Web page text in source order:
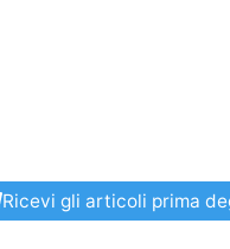
Ricevi gli articoli prima